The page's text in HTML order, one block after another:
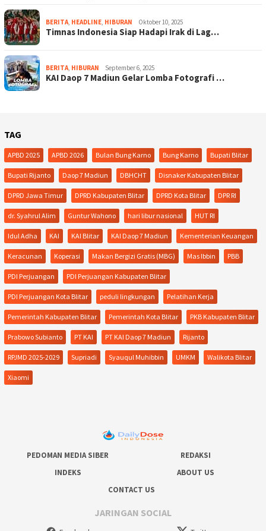
BERITA, HEADLINE, HIBURAN Oktober 10, 2025
Timnas Indonesia Siap Hadapi Irak di Lag…
BERITA, HIBURAN September 6, 2025
KAI Daop 7 Madiun Gelar Lomba Fotografi …
TAG
APBD 2025 APBD 2026 Bulan Bung Karno Bung Karno Bupati Blitar
Bupati Rijanto Daop 7 Madiun DBHCHT Disnaker Kabupaten Blitar
DPRD Jawa Timur DPRD Kabupaten Blitar DPRD Kota Blitar DPR RI
dr. Syahrul Alim Guntur Wahono hari libur nasional HUT RI
Idul Adha KAI KAI Blitar KAI Daop 7 Madiun Kementerian Keuangan
Keracunan Koperasi Makan Bergizi Gratis (MBG) Mas Ibbin PBB
PDI Perjuangan PDI Perjuangan Kabupaten Blitar
PDI Perjuangan Kota Blitar peduli lingkungan Pelatihan Kerja
Pemerintah Kabupaten Blitar Pemerintah Kota Blitar PKB Kabupaten Blitar
Prabowo Subianto PT KAI PT KAI Daop 7 Madiun Rijanto
RPJMD 2025-2029 Supriadi Syauqul Muhibbin UMKM Walikota Blitar
Xiaomi
PEDOMAN MEDIA SIBER
REDAKSI
INDEKS
ABOUT US
CONTACT US
JARINGAN SOCIAL